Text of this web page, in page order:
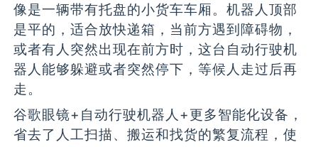
像是一辆带有托盘的小货车车厢。机器人顶部
是平的，适合放快递箱，当前方遇到障碍物，
或者有人突然出现在前方时，这台自动行驶机
器人能够躲避或者突然停下，等候人走过后再
走。
谷歌眼镜+自动行驶机器人+更多智能化设备，
省去了人工扫描、搬运和找货的繁复流程，使